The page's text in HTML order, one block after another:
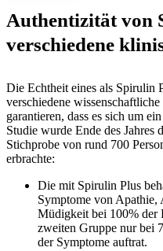
Authentizität von
verschiedene
Die Echtheit eines als Spirulin
verschiedene
garantieren, dass es sich um
Studie wurde Ende des Jahres
Stichprobe von rund 700
erbrachte:
Die mit Spirulin Plus
Symptome von Apathie,
Müdigkeit bei 100% der
zweiten Gruppe nur bei
der Symptome auftrat.